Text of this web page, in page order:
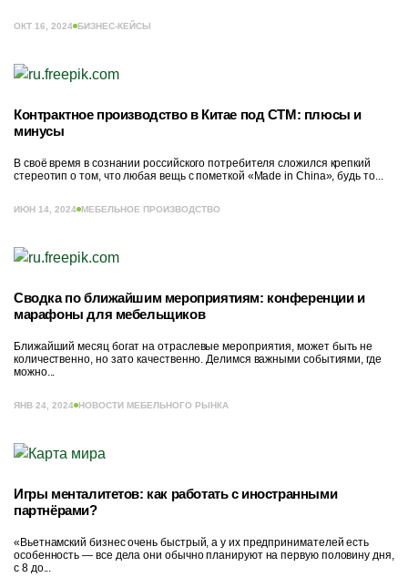
ОКТ 16, 2024 БИЗНЕС-КЕЙСЫ
Контрактное производство в Китае под СТМ: плюсы и
минусы
В своё время в сознании российского потребителя сложился крепкий
стереотип о том, что любая вещь с пометкой «Made in China», будь то...
ИЮН 14, 2024 МЕБЕЛЬНОЕ ПРОИЗВОДСТВО
Сводка по ближайшим мероприятиям: конференции и
марафоны для мебельщиков
Ближайший месяц богат на отраслевые мероприятия, может быть не
количественно, но зато качественно. Делимся важными событиями, где
можно...
ЯНВ 24, 2024 НОВОСТИ МЕБЕЛЬНОГО РЫНКА
Игры менталитетов: как работать с иностранными
партнёрами?
«Вьетнамский бизнес очень быстрый, а у их предпринимателей есть
особенность — все дела они обычно планируют на первую половину дня,
с 8 до...